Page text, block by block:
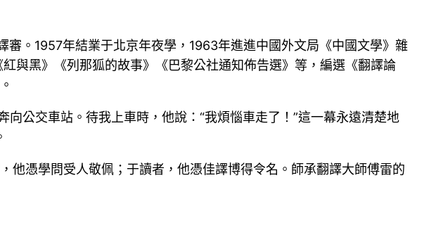
。1957年結業于北京年夜學，1963年進進中國外文局《中國文學》雜
與黑》《列那狐的故事》《巴黎公社通知佈告選》等，編選《翻譯論
公交車站。待我上車時，他說：“我煩惱車走了！”這一幕永遠清楚地
他憑學問受人敬佩；于讀者，他憑佳譯博得令名。師承翻譯大師傅雷的